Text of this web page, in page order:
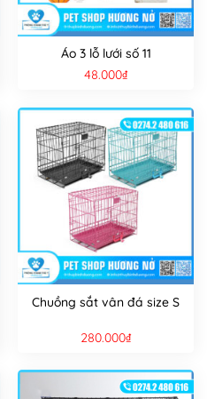
Áo 3 lỗ lưới số 11
48.000₫
Chuồng sắt vân đá size S
280.000₫